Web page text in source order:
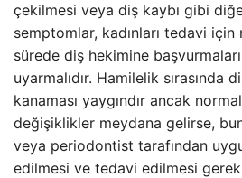
çekilmesi veya diş kaybı gibi
semptomlar, kadınları tedavi için
sürede diş hekimine
uyarmalıdır. Hamilelik sırasında
kanaması yaygındır ancak
değişiklikler meydana gelirse,
veya periodontist tarafından
edilmesi ve tedavi edilmesi